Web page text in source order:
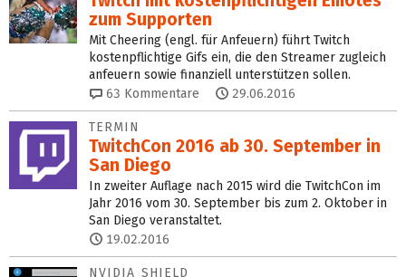
zum Supporten
Mit Cheering (engl. für Anfeuern) führt Twitch
kostenpflichtige Gifs ein, die den Streamer zugleich
anfeuern sowie finanziell unterstützen sollen.
63 Kommentare 29.06.2016
TERMIN
TwitchCon 2016 ab 30. September in
San Diego
In zweiter Auflage nach 2015 wird die TwitchCon im
Jahr 2016 vom 30. September bis zum 2. Oktober in
San Diego veranstaltet.
19.02.2016
NVIDIA SHIELD